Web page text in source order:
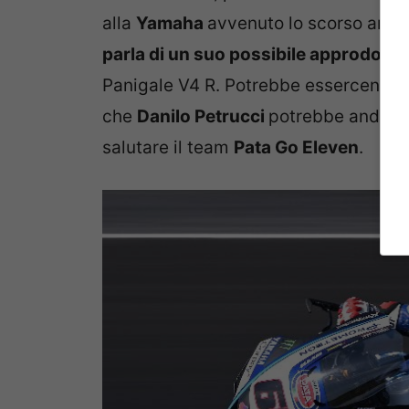
alla Yamaha avvenuto lo scorso
parla di un suo possibile approdo in
Panigale V4 R. Potrebbe essercene
che Danilo Petrucci potrebbe
salutare il team Pata Go Eleven.